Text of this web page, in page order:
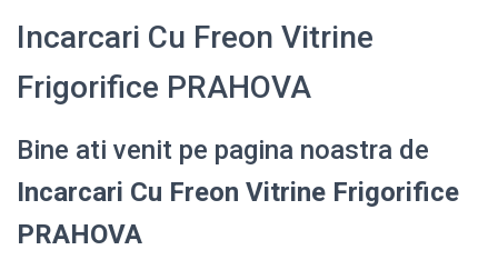
Incarcari Cu Freon Vitrine
Frigorifice PRAHOVA
Bine ati venit pe pagina noastra de
Incarcari Cu Freon Vitrine Frigorifice
PRAHOVA